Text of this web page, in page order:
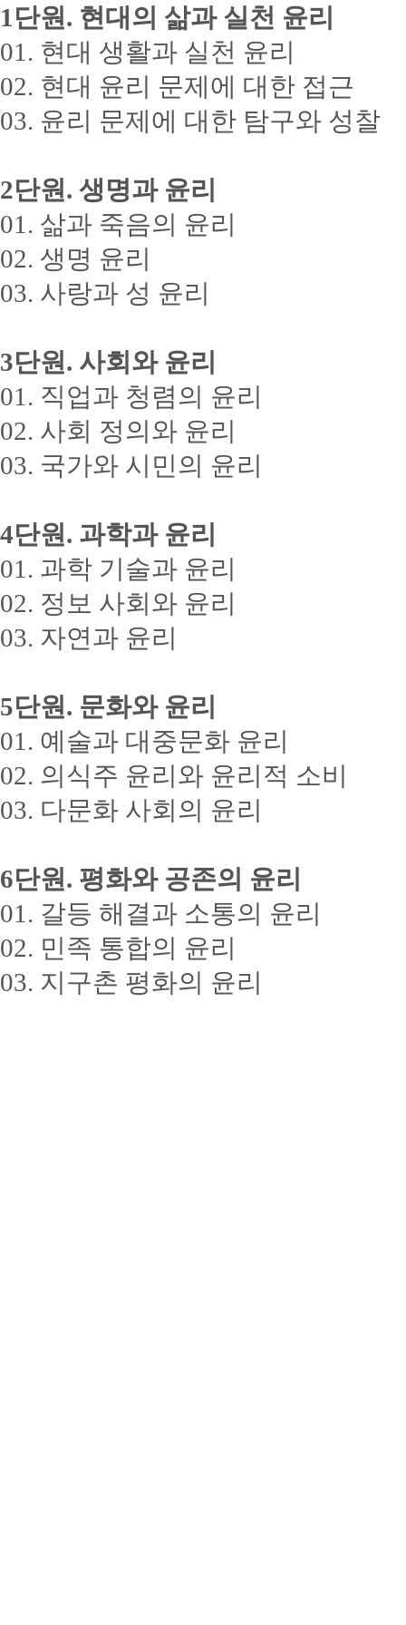
1단원 . 현대의 삶과 실천 윤리
01. 현대 생활과 실천 윤리
02. 현대 윤리 문제에 대한 접근
03. 윤리 문제에 대한 탐구와 성찰
2단원 . 생명과 윤리
01. 삶과 죽음의 윤리
02. 생명 윤리
03. 사랑과 성 윤리
3단원 . 사회와 윤리
01. 직업과 청렴의 윤리
02. 사회 정의와 윤리
03. 국가와 시민의 윤리
4단원 . 과학과 윤리
01. 과학 기술과 윤리
02. 정보 사회와 윤리
03. 자연과 윤리
5단원 . 문화와 윤리
01. 예술과 대중문화 윤리
02. 의식주 윤리와 윤리적 소비
03. 다문화 사회의 윤리
6단원 . 평화와 공존의 윤리
01. 갈등 해결과 소통의 윤리
02. 민족 통합의 윤리
03. 지구촌 평화의 윤리